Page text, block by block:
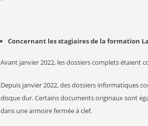
Concernant les stagiaires de la formation
Avant janvier 2022, les dossiers complets étaient
Depuis janvier 2022, des dossiers informatiques
disque dur. Certains documents originaux sont
dans une armoire fermée à clef.